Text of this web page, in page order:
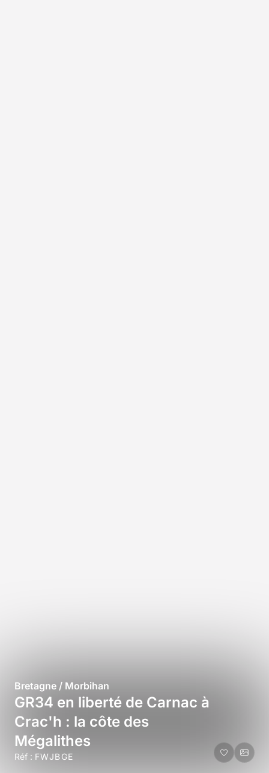
Bretagne / Morbihan
GR34 en liberté de Carnac à
Crac'h : la côte des
Mégalithes
Réf : FWJBGE